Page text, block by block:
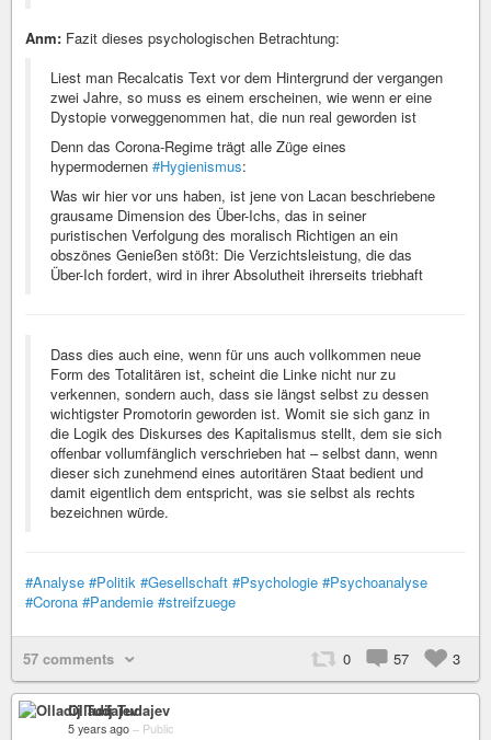
Anm: Fazit dieses psychologischen Betrachtung:
Liest man Recalcatis Text vor dem Hintergrund der vergangen
zwei Jahre, so muss es einem erscheinen, wie wenn er eine
Dystopie vorweggenommen hat, die nun real geworden ist
Denn das Corona-Regime trägt alle Züge eines
hypermodernen #Hygienismus:
Was wir hier vor uns haben, ist jene von Lacan beschriebene
grausame Dimension des Über-Ichs, das in seiner
puristischen Verfolgung des moralisch Richtigen an ein
obszönes Genießen stößt: Die Verzichtsleistung, die das
Über-Ich fordert, wird in ihrer Absolutheit ihrerseits triebhaft
Dass dies auch eine, wenn für uns auch vollkommen neue
Form des Totalitären ist, scheint die Linke nicht nur zu
verkennen, sondern auch, dass sie längst selbst zu dessen
wichtigster Promotorin geworden ist. Womit sie sich ganz in
die Logik des Diskurses des Kapitalismus stellt, dem sie sich
offenbar vollumfänglich verschrieben hat – selbst dann, wenn
dieser sich zunehmend eines autoritären Staat bedient und
damit eigentlich dem entspricht, was sie selbst als rechts
bezeichnen würde.
#Analyse #Politik #Gesellschaft #Psychologie #Psychoanalyse
#Corona #Pandemie #streifzuege
57 comments 0 57 3
Olladij Tudajev
5 years ago – Public